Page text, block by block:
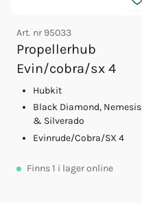
Art. nr 95033
Propellerhub
Evin/cobra/sx 4
Hubkit
Black Diamond, Nemesis
& Silverado
Evinrude/Cobra/SX 4
Finns1 i lager online